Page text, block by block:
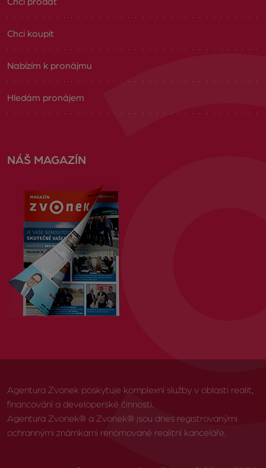
Chci koupit
Nabízím k pronájmu
Hledám pronájem
NÁŠ MAGAZÍN
Agentura Zvonek poskytuje komplexní služby v oblasti realit,
financování a developerské činnosti.
Agentura Zvonek® a Zvonek® jsou dnes registrovanými
ochrannými známkami renomované realitní kanceláře.